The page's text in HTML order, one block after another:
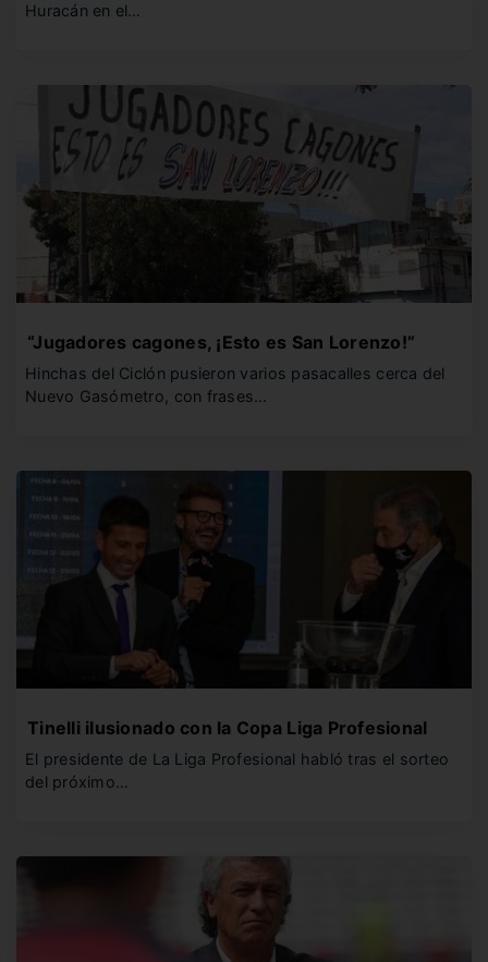
Huracán en el…
“Jugadores cagones, ¡Esto es San Lorenzo!”
Hinchas del Ciclón pusieron varios pasacalles cerca del
Nuevo Gasómetro, con frases…
Tinelli ilusionado con la Copa Liga Profesional
El presidente de La Liga Profesional habló tras el sorteo
del próximo…